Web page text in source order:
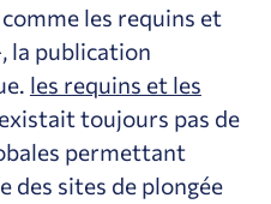
les requins et
la publication
les requins et les
toujours pas de
permettant
des sites de plongée